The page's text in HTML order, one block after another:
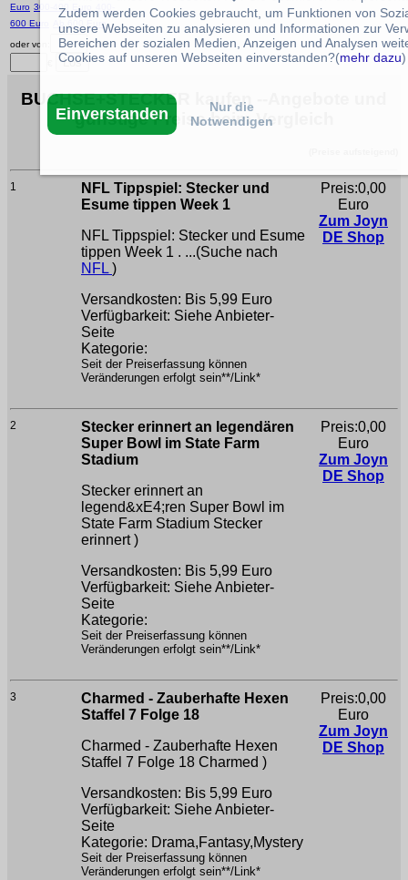
Euro 300-400 Euro
600 Euro
Ab 600 Euro
oder von:
€ bis:
BUCHSE+STECKER kaufen --Angebote und
günstige Preise beim Vergleich
1
NFL Tippspiel: Stecker und
Esume tippen Week 1
NFL Tippspiel: Stecker und Esume
tippen Week 1 . ...(Suche nach
NFL )
Versandkosten: Bis 5,99 Euro
Verfügbarkeit: Siehe Anbieter-
Seite
Kategorie:
Seit der Preiserfassung können
Veränderungen erfolgt sein**/Link*
Preis:0,00
Euro
Zum Joyn
DE Shop
2
Stecker erinnert an legendären
Super Bowl im State Farm
Stadium
Stecker erinnert an
legend&xE4;ren Super Bowl im
State Farm Stadium Stecker
erinnert )
Versandkosten: Bis 5,99 Euro
Verfügbarkeit: Siehe Anbieter-
Seite
Kategorie:
Seit der Preiserfassung können
Veränderungen erfolgt sein**/Link*
Preis:0,00
Euro
Zum Joyn
DE Shop
3
Charmed - Zauberhafte Hexen
Staffel 7 Folge 18
Charmed - Zauberhafte Hexen
Staffel 7 Folge 18 Charmed )
Versandkosten: Bis 5,99 Euro
Verfügbarkeit: Siehe Anbieter-
Seite
Kategorie: Drama,Fantasy,Mystery
Seit der Preiserfassung können
Veränderungen erfolgt sein**/Link*
Preis:0,00
Euro
Zum Joyn
DE Shop
Zudem werden Cookies gebraucht, um Funktionen von
unsere Webseiten zu analysieren und Informationen zur
Bereichen der sozialen Medien, Anzeigen und Analysen
Cookies auf unseren Webseiten einverstanden?(mehr dazu)
Einverstanden
Nur die
Notwendigen